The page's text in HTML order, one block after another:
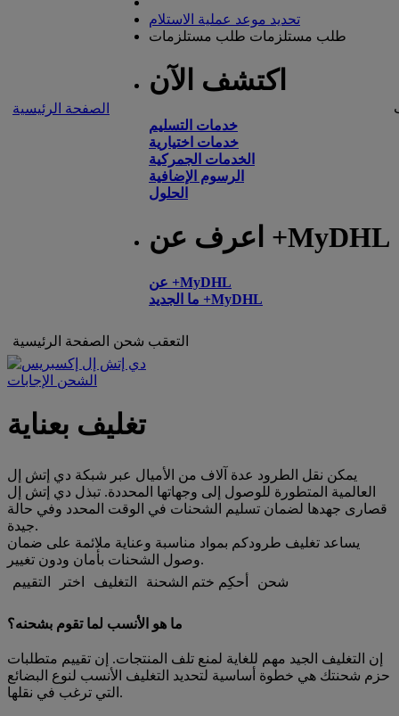
الصفحة الرئيسية
تحديد موعد عملية الاستلام
طلب مستلزمات طلب مستلزمات
اكتشف الآن
خدمات التسليم
خدمات اختيارية
الخدمات الجمركية
الرسوم الإضافية
الحلول
اعرف عن +MyDHL
عن +MyDHL
ما الجديد +MyDHL
الصفحة الرئيسية شحن التعقب
الشحن الإجابات
تغليف بعناية
يمكن نقل الطرود عدة آلاف من الأميال عبر شبكة دي إتش إل
العالمية المتطورة للوصول إلى وجهاتها المحددة. تبذل دي إتش إل
قصارى جهدها لضمان تسليم الشحنات في الوقت المحدد وفي حالة
جيدة.
يساعد تغليف طرودكم بمواد مناسبة وعناية ملائمة على ضمان
وصول الشحنات بأمان ودون تغيير.
التقييم
اختر التغليف أحكِم ختم الشحنة شحن
ما هو الأنسب لما تقوم بشحنه؟
إن التغليف الجيد مهم للغاية لمنع تلف المنتجات. إن تقييم متطلبات
حزم شحنتك هي خطوة أساسية لتحديد التغليف الأنسب لنوع البضائع
التي ترغب في نقلها.